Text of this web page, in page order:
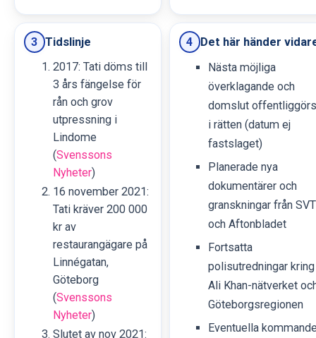
3 Tidslinje
2017: Tati döms till
3 års fängelse för
rån och grov
utpressning i
Lindome
(Svenssons
Nyheter)
16 november 2021:
Tati kräver 200 000
kr av
restaurangägare på
Linnégatan,
Göteborg
(Svenssons
Nyheter)
Slutet av nov 2021:
4 Det här händer
Nästa möjliga
överklagande och
domslut offentliggörs
i rätten (datum ej
fastslaget)
Planerade nya
dokumentärer och
granskningar från SVT
och Aftonbladet
Fortsatta
polisutredningar kring
Ali Khan-nätverket
Göteborgsregionen
Eventuella